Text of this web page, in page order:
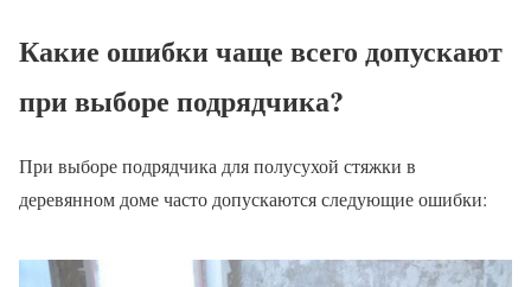
Какие ошибки чаще всего допускают
при выборе подрядчика?
При выборе подрядчика для полусухой стяжки в
деревянном доме часто допускаются следующие ошибки: